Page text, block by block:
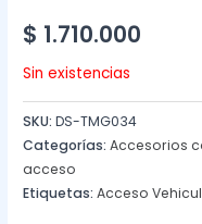
$ 1.710.000
Sin existencias
SKU:DS-TMG034
Categorías:Accesorios
acceso
Etiquetas:Acceso